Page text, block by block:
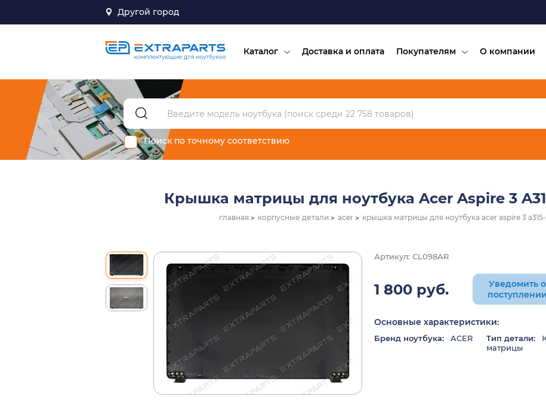
Другой город
Каталог Доставка и оплата Покупателям О компании
Поиск по точному соответствию
Крышка матрицы для ноутбука Acer Aspire 3
главная корпусные детали acer крышка матрицы для ноутбука acer aspire 3
Артикул: CL098AR
1 800 руб.
Уведомить о
поступлении
Основные характеристики:
Бренд ноутбука: ACER Тип детали:
матрицы